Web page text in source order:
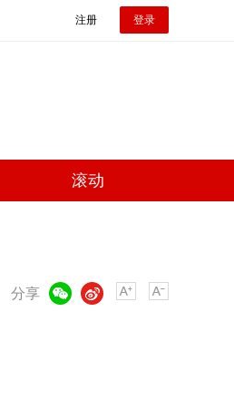
注册 登录
滚动
分享
博